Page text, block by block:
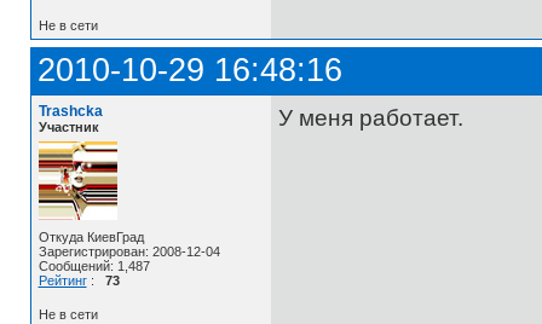
Не в сети
2010-10-29 16:48:16
Trashcka
Участник
Откуда КиевГрад
Зарегистрирован: 2008-12-04
Сообщений: 1,487
Рейтинг: 73
У меня работает.
Не в сети